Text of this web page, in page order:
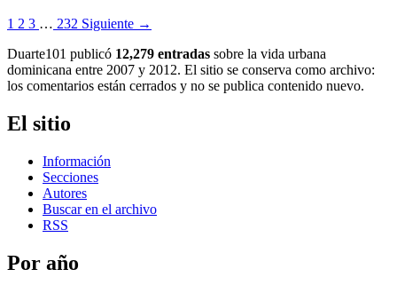
1 2 3 … 232 Siguiente →
Duarte101 publicó 12,279 entradas sobre la vida urbana
dominicana entre 2007 y 2012. El sitio se conserva como archivo:
los comentarios están cerrados y no se publica contenido nuevo.
El sitio
Información
Secciones
Autores
Buscar en el archivo
RSS
Por año